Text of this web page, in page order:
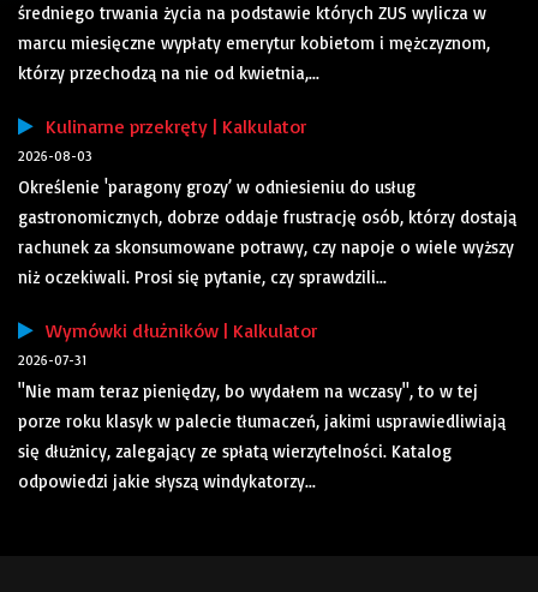
średniego trwania życia na podstawie których ZUS wylicza w
marcu miesięczne wypłaty emerytur kobietom i mężczyznom,
którzy przechodzą na nie od kwietnia,...
Kulinarne przekręty | Kalkulator
2026-08-03
Określenie 'paragony grozy’ w odniesieniu do usług
gastronomicznych, dobrze oddaje frustrację osób, którzy dostają
rachunek za skonsumowane potrawy, czy napoje o wiele wyższy
niż oczekiwali. Prosi się pytanie, czy sprawdzili...
Wymówki dłużników | Kalkulator
2026-07-31
"Nie mam teraz pieniędzy, bo wydałem na wczasy", to w tej
porze roku klasyk w palecie tłumaczeń, jakimi usprawiedliwiają
się dłużnicy, zalegający ze spłatą wierzytelności. Katalog
odpowiedzi jakie słyszą windykatorzy...